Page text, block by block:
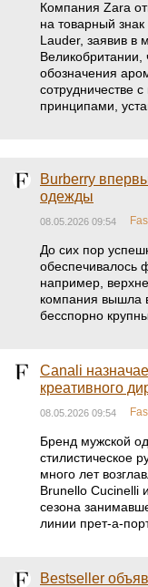
Компания Zara
на товарный
Lauder, заявив в
обозначения
сотрудничестве
принципами,
Burberry
одежды
08.05.2026 09:54
До сих пор
обеспечивалось
например,
компания вышла
бесспорно
Canali
креативного
08.05.2026 09:54
Бренд мужской
стилистическое
много лет
Brunello Cucinelli
сезона
линии прет-а-
Bestseller